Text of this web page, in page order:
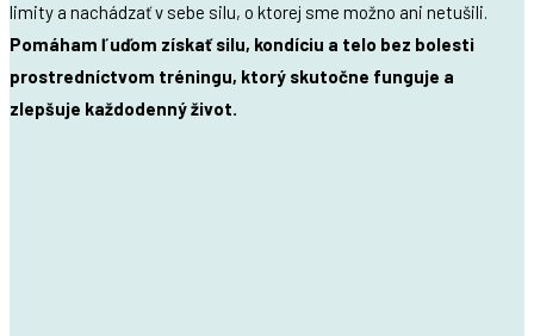
limity a nachádzať v sebe silu, o ktorej sme možno ani netušili.
Pomáham ľuďom získať silu, kondíciu a telo bez bolesti
prostredníctvom tréningu, ktorý skutočne funguje a
zlepšuje každodenný život.